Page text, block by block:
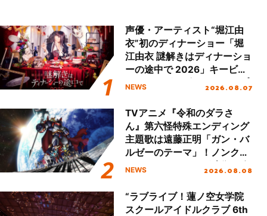
声優・アーティスト“堀江由
衣”初のディナーショー「堀
江由衣 謎解きはディナーショ
ーの途中で 2026」キービジ
ュアル＆グッズラインナップ
NEWS 2026.08.07
TVアニメ『令和のダラさ
ん』第六怪特殊エンディング
主題歌は遠藤正明「ガン・バ
ルゼーのテーマ」！ノンクレ
ジットエンディング映像も公
NEWS 2026.08.08
“ラブライブ！蓮ノ空女学院
スクールアイドルクラブ 6th